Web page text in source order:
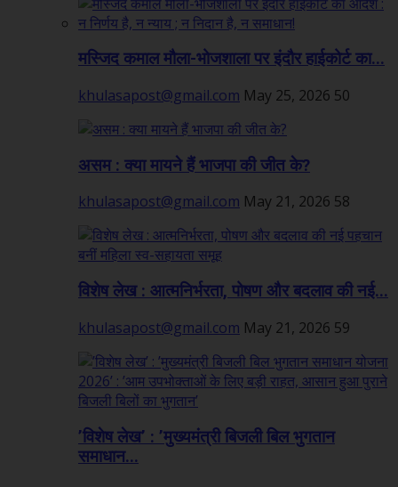
मस्जिद कमाल मौला-भोजशाला पर इंदौर हाईकोर्ट का...
khulasapost@gmail.com May 25, 2026 50
असम : क्या मायने हैं भाजपा की जीत के?
khulasapost@gmail.com May 21, 2026 58
विशेष लेख : आत्मनिर्भरता, पोषण और बदलाव की नई...
khulasapost@gmail.com May 21, 2026 59
’विशेष लेख’ : ’मुख्यमंत्री बिजली बिल भुगतान
समाधान...